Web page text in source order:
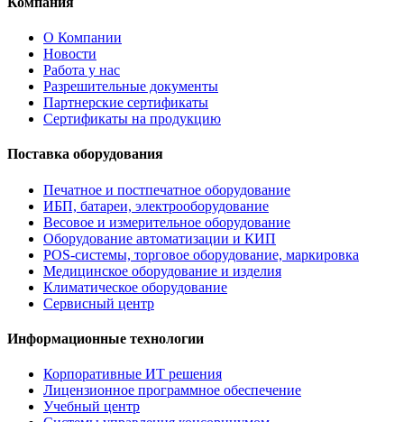
О Компании
Новости
Работа у нас
Разрешительные документы
Партнерские сертификаты
Сертификаты на продукцию
Поставка оборудования
Печатное и постпечатное оборудование
ИБП, батареи, электрооборудование
Весовое и измерительное оборудование
Оборудование автоматизации и КИП
POS-системы, торговое оборудование, маркировка
Медицинское оборудование и изделия
Климатическое оборудование
Сервисный центр
Информационные технологии
Корпоративные ИТ решения
Лицензионное программное обеспечение
Учебный центр